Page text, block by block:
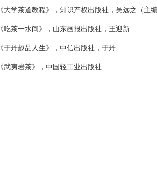
《大学茶道教程》，知识产权出版社，吴远之（主编
《吃茶一水间》，山东画报出版社，王迎新
《于丹趣品人生》，中信出版社，于丹
《武夷岩茶》，中国轻工业出版社